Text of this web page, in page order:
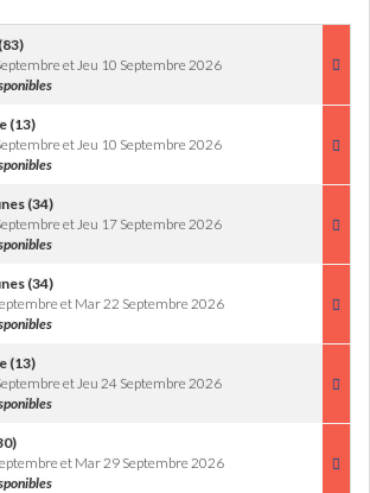
et Jeu 10 Septembre 2026
(13)
et Jeu 10 Septembre 2026
(34)
et Jeu 17 Septembre 2026
(34)
et Mar 22 Septembre 2026
(13)
et Jeu 24 Septembre 2026
et Mar 29 Septembre 2026